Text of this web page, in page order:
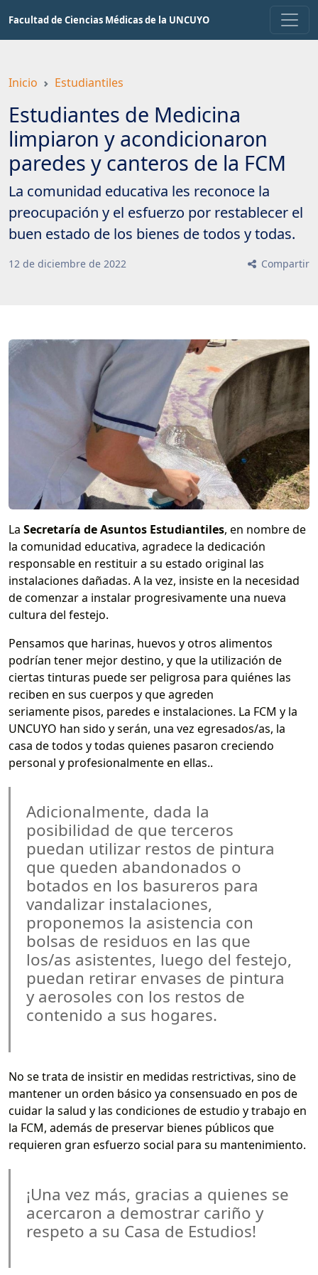
contenido
Facultad de Ciencias Médicas de la UNCUYO
Inicio Estudiantiles
Estudiantes de Medicina
limpiaron y acondicionaron
paredes y canteros de la FCM
La comunidad educativa les reconoce la
preocupación y el esfuerzo por restablecer el
buen estado de los bienes de todos y todas.
12 de diciembre de 2022 Compartir
La Secretaría de Asuntos Estudiantiles, en nombre de
la comunidad educativa, agradece la dedicación
responsable en restituir a su estado original las
instalaciones dañadas. A la vez, insiste en la necesidad
de comenzar a instalar progresivamente una nueva
cultura del festejo.
Pensamos que harinas, huevos y otros alimentos
podrían tener mejor destino, y que la utilización de
ciertas tinturas puede ser peligrosa para quiénes las
reciben en sus cuerpos y que agreden
seriamente pisos, paredes e instalaciones. La FCM y la
UNCUYO han sido y serán, una vez egresados/as, la
casa de todos y todas quienes pasaron creciendo
personal y profesionalmente en ellas..
Adicionalmente, dada la
posibilidad de que terceros
puedan utilizar restos de pintura
que queden abandonados o
botados en los basureros para
vandalizar instalaciones,
proponemos la asistencia con
bolsas de residuos en las que
los/as asistentes, luego del festejo,
puedan retirar envases de pintura
y aerosoles con los restos de
contenido a sus hogares.
No se trata de insistir en medidas restrictivas, sino de
mantener un orden básico ya consensuado en pos de
cuidar la salud y las condiciones de estudio y trabajo en
la FCM, además de preservar bienes públicos que
requieren gran esfuerzo social para su mantenimiento.
¡Una vez más, gracias a quienes se
acercaron a demostrar cariño y
respeto a su Casa de Estudios!